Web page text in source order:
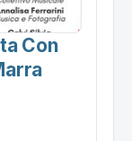
Con